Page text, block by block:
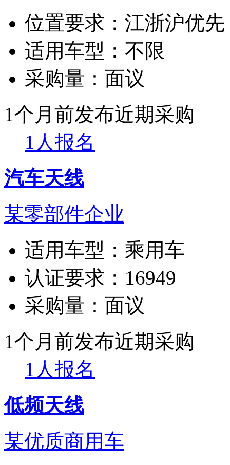
位置要求： 江浙沪优先
适用车型： 不限
采购量： 面议
1个月前发布近期采购
1人报名
汽车天线
某零部件企业
适用车型： 乘用车
认证要求： 16949
采购量： 面议
1个月前发布近期采购
1人报名
低频天线
某优质商用车